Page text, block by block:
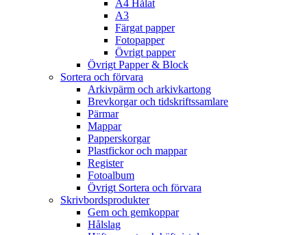
A4 Hålat
A3
Färgat papper
Fotopapper
Övrigt papper
Övrigt Papper & Block
Sortera och förvara
Arkivpärm och arkivkartong
Brevkorgar och tidskriftssamlare
Pärmar
Mappar
Papperskorgar
Plastfickor och mappar
Register
Fotoalbum
Övrigt Sortera och förvara
Skrivbordsprodukter
Gem och gemkoppar
Hålslag